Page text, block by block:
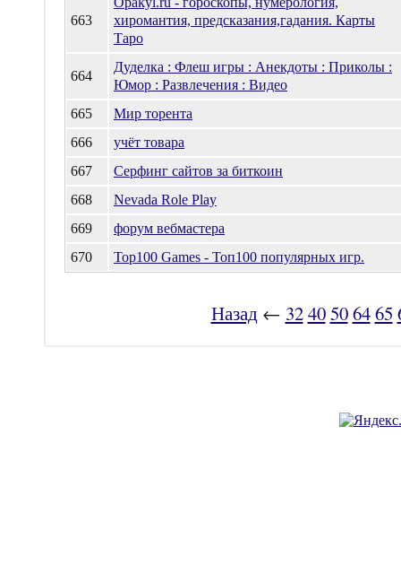
663
хиромантия, предсказания,гадания. Карты
Таро
664
Дуделка : Флеш игры : Анекдоты : Приколы :
Юмор : Развлечения : Видео
665
Мир торента
666
учёт товара
667
Серфинг сайтов за биткоин
668
Nevada Role Play
669
форум вебмастера
670
Top100 Games - Топ100 популярных игр.
Назад← 3240506465